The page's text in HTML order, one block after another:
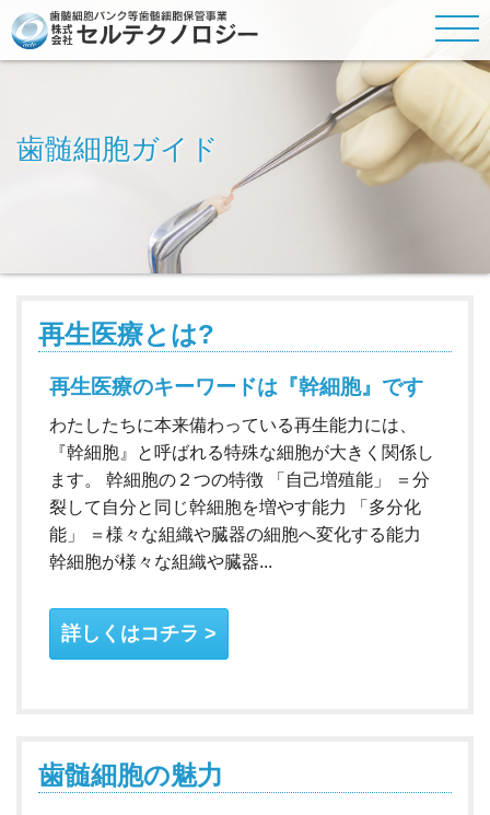
歯髄細胞ガイド
再生医療とは?
再生医療のキーワードは『幹細胞』です
わたしたちに本来備わっている再生能力には、
『幹細胞』と呼ばれる特殊な細胞が大きく関係し
ます。 幹細胞の２つの特徴 「自己増殖能」 ＝分
裂して自分と同じ幹細胞を増やす能力 「多分化
能」 ＝様々な組織や臓器の細胞へ変化する能力
幹細胞が様々な組織や臓器...
詳しくはコチラ
歯髄細胞の魅力